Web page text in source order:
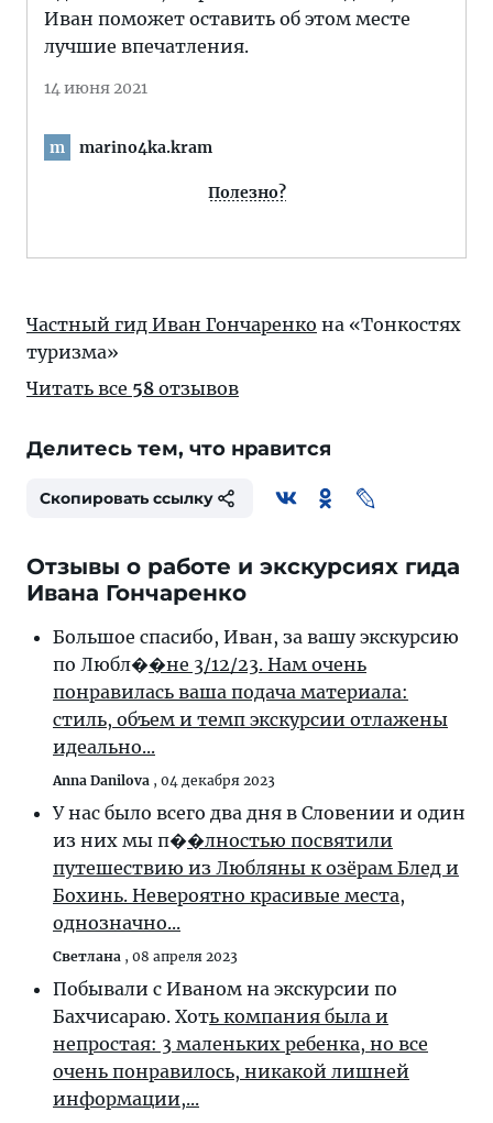
Иван поможет оставить об этом месте
лучшие впечатления.
14 июня 2021
m marino4ka.kram
Полезно?
Частный гид Иван Гончаренко на «Тонкостях
туризма»
Читать все 58 отзывов
Делитесь тем, что нравится
Скопировать ссылку
Отзывы о работе и экскурсиях гида
Ивана Гончаренко
Большое спасибо, Иван, за вашу экскурсию
по Любл��не 3/12/23. Нам очень
понравилась ваша подача материала:
стиль, объем и темп экскурсии отлажены
идеально...
Anna Danilova , 04 декабря 2023
У нас было всего два дня в Словении и один
из них мы п��лностью посвятили
путешествию из Любляны к озёрам Блед и
Бохинь. Невероятно красивые места,
однозначно...
Светлана , 08 апреля 2023
Побывали с Иваном на экскурсии по
Бахчисараю. Хоть компания была и
непростая: 3 маленьких ребенка, но все
очень понравилось, никакой лишней
информации,...